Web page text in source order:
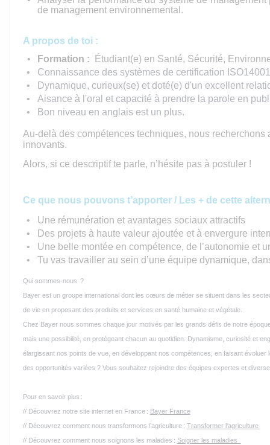
de management environnemental.
A propos de toi :
Formation :
Étudiant(e) en Santé, Sécurité,
Connaissance des systèmes de certification
Dynamique, curieux(se) et doté(e) d'un excellent
Aisance à l'oral et capacité à prendre la parole en
Bon niveau en anglais est un plus.
Au-delà des compétences techniques, nous
innovants.
Alors, si ce descriptif te parle, n’hésite pas à postuler !
Ce que nous pouvons t’apporter / Les + de cette
Une rémunération et avantages sociaux attractifs
Des projets à haute valeur ajoutée et à envergure
Une belle montée en compétence, de l’autonomie et
Tu vas travailler au sein d’une équipe dynamique,
Qui sommes-nous ?
Bayer est un groupe international dont les cœurs de métier se situent dans les
de vie en proposant des produits et services en santé humaine et végétale.
Chez Bayer nous sommes chaque jour motivés par les grands défis de notre
mais une possibilité, en protégeant chacun au quotidien. Dynamisme, curiosité et
élargissant nos points de vue, en développant nos compétences, en faisant
des opportunités variées ? Vous souhaitez rejoindre des équipes expertes et
Pour en savoir plus :
// Découvrez notre site internet en France : Bayer France
// Découvrez comment nous transformons l’agriculture : Transformer l’agriculture
// Découvrez comment nous soignons les maladies : Soigner les maladies